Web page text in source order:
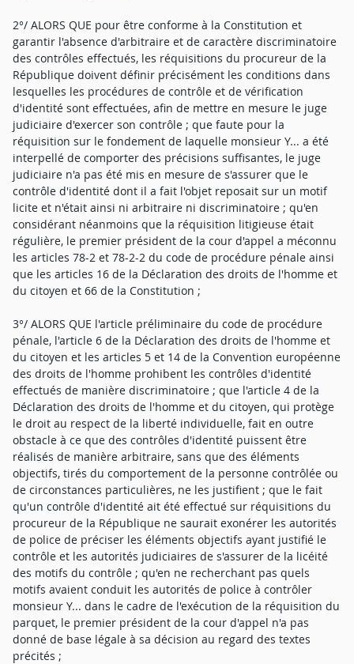
2°/ ALORS QUE pour être conforme à la Constitution et
garantir l'absence d'arbitraire et de caractère discriminatoire
des contrôles effectués, les réquisitions du procureur de la
République doivent définir précisément les conditions dans
lesquelles les procédures de contrôle et de vérification
d'identité sont effectuées, afin de mettre en mesure le juge
judiciaire d'exercer son contrôle ; que faute pour la
réquisition sur le fondement de laquelle monsieur Y... a été
interpellé de comporter des précisions suffisantes, le juge
judiciaire n'a pas été mis en mesure de s'assurer que le
contrôle d'identité dont il a fait l'objet reposait sur un motif
licite et n'était ainsi ni arbitraire ni discriminatoire ; qu'en
considérant néanmoins que la réquisition litigieuse était
régulière, le premier président de la cour d'appel a méconnu
les articles 78-2 et 78-2-2 du code de procédure pénale ainsi
que les articles 16 de la Déclaration des droits de l'homme et
du citoyen et 66 de la Constitution ;
3°/ ALORS QUE l'article préliminaire du code de procédure
pénale, l'article 6 de la Déclaration des droits de l'homme et
du citoyen et les articles 5 et 14 de la Convention européenne
des droits de l'homme prohibent les contrôles d'identité
effectués de manière discriminatoire ; que l'article 4 de la
Déclaration des droits de l'homme et du citoyen, qui protège
le droit au respect de la liberté individuelle, fait en outre
obstacle à ce que des contrôles d'identité puissent être
réalisés de manière arbitraire, sans que des éléments
objectifs, tirés du comportement de la personne contrôlée ou
de circonstances particulières, ne les justifient ; que le fait
qu'un contrôle d'identité ait été effectué sur réquisitions du
procureur de la République ne saurait exonérer les autorités
de police de préciser les éléments objectifs ayant justifié le
contrôle et les autorités judiciaires de s'assurer de la licéité
des motifs du contrôle ; qu'en ne recherchant pas quels
motifs avaient conduit les autorités de police à contrôler
monsieur Y... dans le cadre de l'exécution de la réquisition du
parquet, le premier président de la cour d'appel n'a pas
donné de base légale à sa décision au regard des textes
précités ;